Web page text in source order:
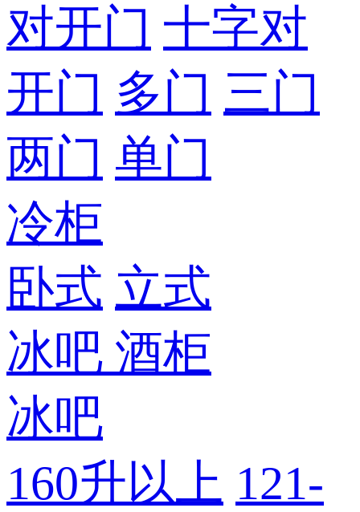
对开门 十字对
开门 多门 三门
两门 单门
冷柜
卧式 立式
冰吧 酒柜
冰吧
160升以上 121-